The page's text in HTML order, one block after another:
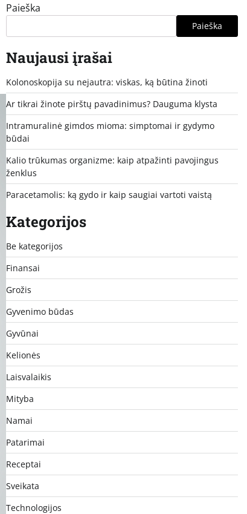
Paieška
Paieška
Naujausi įrašai
Kolonoskopija su nejautra: viskas, ką būtina žinoti
Ar tikrai žinote pirštų pavadinimus? Dauguma klysta
Intramuralinė gimdos mioma: simptomai ir gydymo
būdai
Kalio trūkumas organizme: kaip atpažinti pavojingus
ženklus
Paracetamolis: ką gydo ir kaip saugiai vartoti vaistą
Kategorijos
Be kategorijos
Finansai
Grožis
Gyvenimo būdas
Gyvūnai
Kelionės
Laisvalaikis
Mityba
Namai
Patarimai
Receptai
Sveikata
Technologijos